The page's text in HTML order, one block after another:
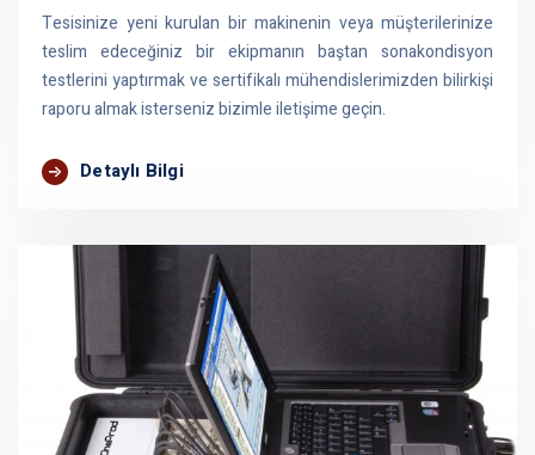
Tesisinize yeni kurulan bir makinenin veya müşterilerinize
teslim edeceğiniz bir ekipmanın baştan sonakondisyon
testlerini yaptırmak ve sertifikalı mühendislerimizden bilirkişi
raporu almak isterseniz bizimle iletişime geçin.
Detaylı Bilgi